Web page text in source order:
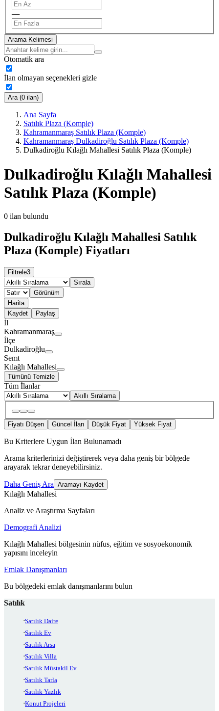
—
Arama Kelimesi
Otomatik ara
İlan olmayan seçenekleri gizle
Ara (0 ilan)
Ana Sayfa
Satılık Plaza (Komple)
Kahramanmaraş Satılık Plaza (Komple)
Kahramanmaraş Dulkadiroğlu Satılık Plaza (Komple)
Dulkadiroğlu Kılağlı Mahallesi Satılık Plaza (Komple)
Dulkadiroğlu Kılağlı Mahallesi
Satılık Plaza (Komple)
0 ilan bulundu
Dulkadiroğlu Kılağlı Mahallesi Satılık
Plaza (Komple) Fiyatları
Filtrele3
Sırala
Görünüm
Harita
Kaydet
Paylaş
İl
Kahramanmaraş
İlçe
Dulkadiroğlu
Semt
Kılağlı Mahallesi
Tümünü Temizle
Tüm İlanlar
Akıllı Sıralama
Fiyatı Düşen Güncel İlan Düşük Fiyat Yüksek Fiyat
Bu Kriterlere Uygun İlan Bulunamadı
Arama kriterlerinizi değiştirerek veya daha geniş bir bölgede
arayarak tekrar deneyebilirsiniz.
Daha Geniş Ara Aramayı Kaydet
Kılağlı Mahallesi
Analiz ve Araştırma Sayfaları
Demografi Analizi
Kılağlı Mahallesi bölgesinin nüfus, eğitim ve sosyoekonomik
yapısını inceleyin
Emlak Danışmanları
Bu bölgedeki emlak danışmanlarını bulun
Satılık
Satılık Daire
Satılık Ev
Satılık Arsa
Satılık Villa
Satılık Müstakil Ev
Satılık Tarla
Satılık Yazlık
Konut Projeleri